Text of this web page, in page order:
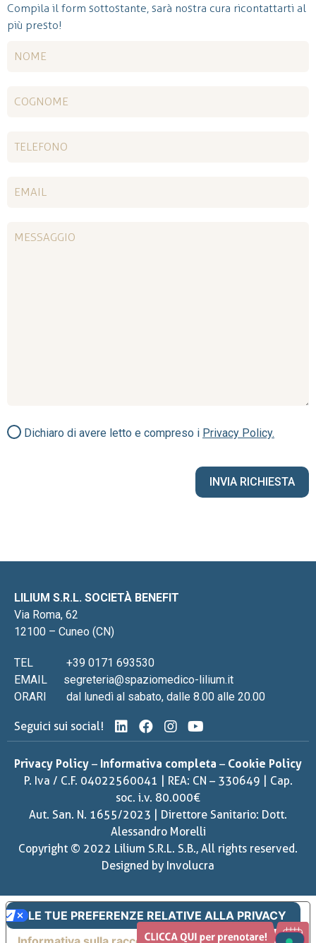
Compila il form sottostante, sarà nostra cura ricontattarti al
più presto!
Dichiaro di avere letto e compreso i Privacy Policy.
LILIUM S.R.L. SOCIETÀ BENEFIT
Via Roma, 62
12100 – Cuneo (CN)
TEL
+39 0171 693530
EMAIL
segreteria@spaziomedico-lilium.it
ORARI
dal lunedì al sabato, dalle 8.00 alle 20.00
Seguici sui social!
Privacy Policy – Informativa completa – Cookie Policy
P. Iva / C.F. 04022560041 | REA: CN – 330649 | Cap.
soc. i.v. 80.000€
Aut. San. N. 1655/2023 | Direttore Sanitario: Dott.
Alessandro Morelli
Copyright © 2022 Lilium S.R.L. S.B., All rights reserved.
Designed by Involucra
LE TUE PREFERENZE RELATIVE ALLA PRIVACY